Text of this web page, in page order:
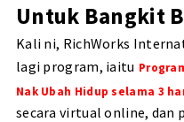
Untuk Bangkit
Kali ni, RichWorks
lagi program, iaitu
Nak Ubah Hidup selama 3
secara virtual online, dan